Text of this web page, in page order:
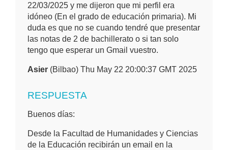
22/03/2025 y me dijeron que mi perfil era
idóneo (En el grado de educación primaria). Mi
duda es que no se cuando tendré que presentar
las notas de 2 de bachillerato o si tan solo
tengo que esperar un Gmail vuestro.
Asier (Bilbao) Thu May 22 20:00:37 GMT 2025
RESPUESTA
Buenos días:
Desde la Facultad de Humanidades y Ciencias
de la Educación recibirán un email en la